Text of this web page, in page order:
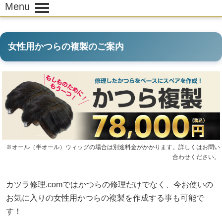
Menu
女性用かつらの複製のご案内
※オール（半オール）ウィッグの場合は別途料金がかかります。詳しくはお問い
合わせください。
カツラ修理.comではかつらの修理だけでなく、今お使いの
お気に入りの女性用かつらの複製を作成する事も可能で
す！